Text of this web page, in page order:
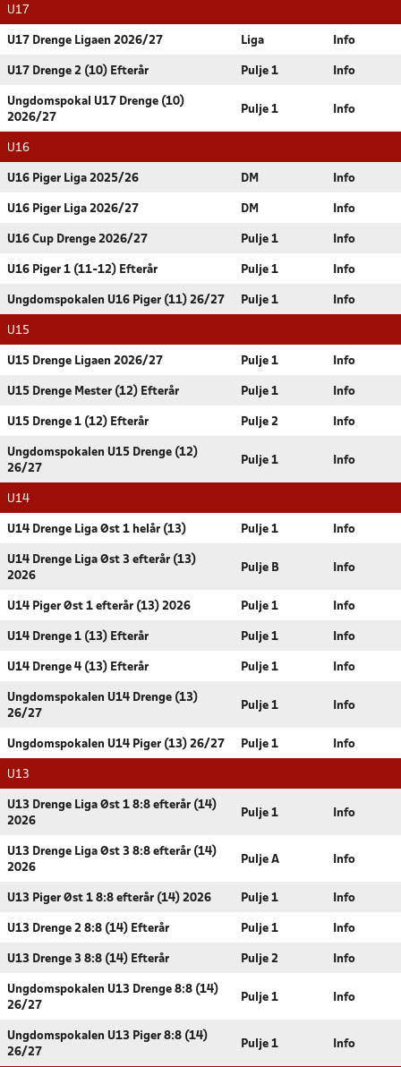
U17
U17 Drenge Ligaen 2026/27 Liga Info
U17 Drenge 2 (10) Efterår Pulje 1 Info
Ungdomspokal U17 Drenge (10)
2026/27
Pulje 1 Info
U16
U16 Piger Liga 2025/26 DM Info
U16 Piger Liga 2026/27 DM Info
U16 Cup Drenge 2026/27 Pulje 1 Info
U16 Piger 1 (11-12) Efterår Pulje 1 Info
Ungdomspokalen U16 Piger (11) 26/27 Pulje 1 Info
U15
U15 Drenge Ligaen 2026/27 Pulje 1 Info
U15 Drenge Mester (12) Efterår Pulje 1 Info
U15 Drenge 1 (12) Efterår Pulje 2 Info
Ungdomspokalen U15 Drenge (12)
26/27
Pulje 1 Info
U14
U14 Drenge Liga Øst 1 helår (13) Pulje 1 Info
U14 Drenge Liga Øst 3 efterår (13)
2026
Pulje B Info
U14 Piger Øst 1 efterår (13) 2026 Pulje 1 Info
U14 Drenge 1 (13) Efterår Pulje 1 Info
U14 Drenge 4 (13) Efterår Pulje 1 Info
Ungdomspokalen U14 Drenge (13)
26/27
Pulje 1 Info
Ungdomspokalen U14 Piger (13) 26/27 Pulje 1 Info
U13
U13 Drenge Liga Øst 1 8:8 efterår (14)
2026
Pulje 1 Info
U13 Drenge Liga Øst 3 8:8 efterår (14)
2026
Pulje A Info
U13 Piger Øst 1 8:8 efterår (14) 2026 Pulje 1 Info
U13 Drenge 2 8:8 (14) Efterår Pulje 1 Info
U13 Drenge 3 8:8 (14) Efterår Pulje 2 Info
Ungdomspokalen U13 Drenge 8:8 (14)
26/27
Pulje 1 Info
Ungdomspokalen U13 Piger 8:8 (14)
26/27
Pulje 1 Info